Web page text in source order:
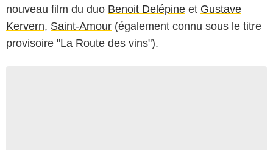
nouveau film du duo Benoit Delépine et Gustave
Kervern, Saint-Amour (également connu sous le titre
provisoire "La Route des vins").